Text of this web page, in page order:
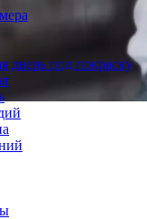
дверь под покраску